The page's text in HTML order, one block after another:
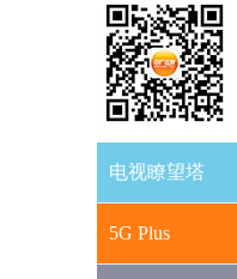
电视瞭望塔
5G Plus